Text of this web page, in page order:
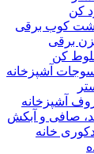
کن
کوب برقی
برقی
کن
آشپزخانه
آشپزخانه
صافی و آبکش
خانه